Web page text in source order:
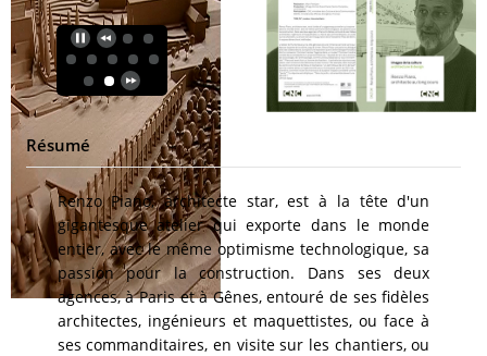
Résumé
Renzo Piano, architecte star, est à la tête d'un
gigantesque atelier qui exporte dans le monde
entier, avec le même optimisme technologique, sa
passion pour la construction. Dans ses deux
agences, à Paris et à Gênes, entouré de ses fidèles
architectes, ingénieurs et maquettistes, ou face à
ses commanditaires, en visite sur les chantiers, ou